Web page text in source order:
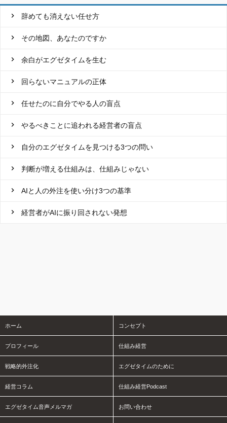
辞めても消えない任せ方
その地図、あなたのですか
余白がエグゼタイムを生む
回らないマニュアルの正体
任せたのに自分でやる人の盲点
やるべきことに追われる経営者の盲点
自分のエグゼタイムを見つける3つの問い
判断が増える仕組みは、仕組みじゃない
AIと人の外注を使い分け3つの基準
経営者がAIに振り回されない発想
ホーム コンセプト
プロフィール 仕組み経営
戦略的外注化 エグゼタイムのために
経営コラム 仕組み経営Podcast
エグゼタイム音声メルマガ お問い合わせ